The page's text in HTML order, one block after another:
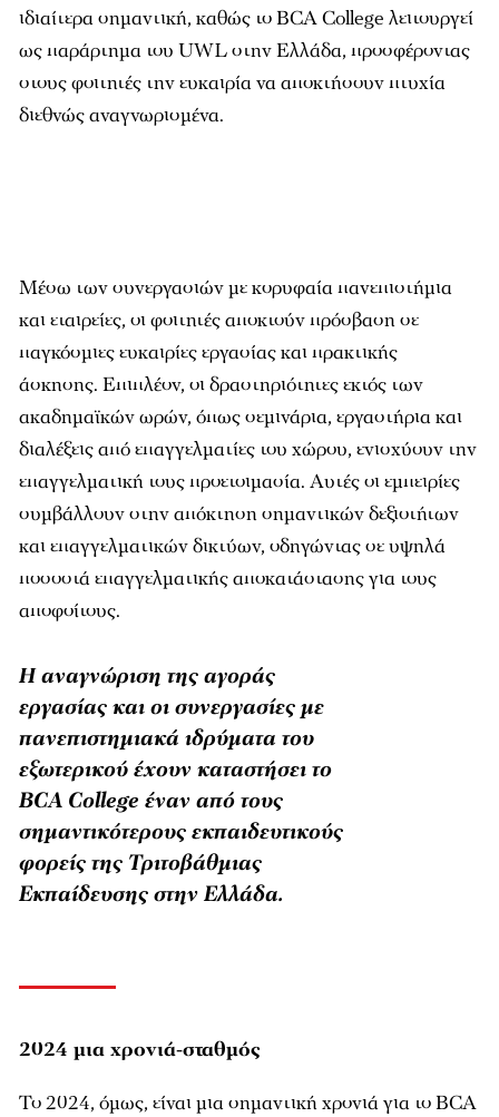
ιδιαίτερα σηµαντική, καθώς το BCA College λειτουργεί
ως παράρτηµα του UWL στην Ελλάδα, προσφέροντας
στους φοιτητές την ευκαιρία να αποκτήσουν πτυχία
διεθνώς αναγνωρισµένα.
Μέσω των συνεργασιών µε κορυφαία πανεπιστήµια
και εταιρείες, οι φοιτητές αποκτούν πρόσβαση σε
παγκόσµιες ευκαιρίες εργασίας και πρακτικής
άσκησης. Επιπλέον, οι δραστηριότητες εκτός των
ακαδηµαϊκών ωρών, όπως σεµινάρια, εργαστήρια και
διαλέξεις από επαγγελµατίες του χώρου, ενισχύουν την
επαγγελµατική τους προετοιµασία. Αυτές οι εµπειρίες
συµβάλλουν στην απόκτηση σηµαντικών δεξιοτήτων
και επαγγελµατικών δικτύων, οδηγώντας σε υψηλά
ποσοστά επαγγελµατικής αποκατάστασης για τους
αποφοίτους.
Η αναγνώριση της αγοράς
εργασίας και οι συνεργασίες με
πανεπιστημιακά ιδρύματα του
εξωτερικού έχουν καταστήσει το
BCA College έναν από τους
σημαντικότερους εκπαιδευτικούς
φορείς της Τριτοβάθμιας
Εκπαίδευσης στην Ελλάδα.
2024 μια χρονιά-σταθμός
Το 2024, όµως, είναι µια σηµαντική χρονιά για το BCA